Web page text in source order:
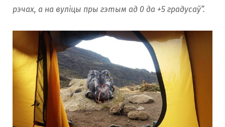
рэчах, а на вуліцы пры гэтым ад 0 да +5 градусаў”.